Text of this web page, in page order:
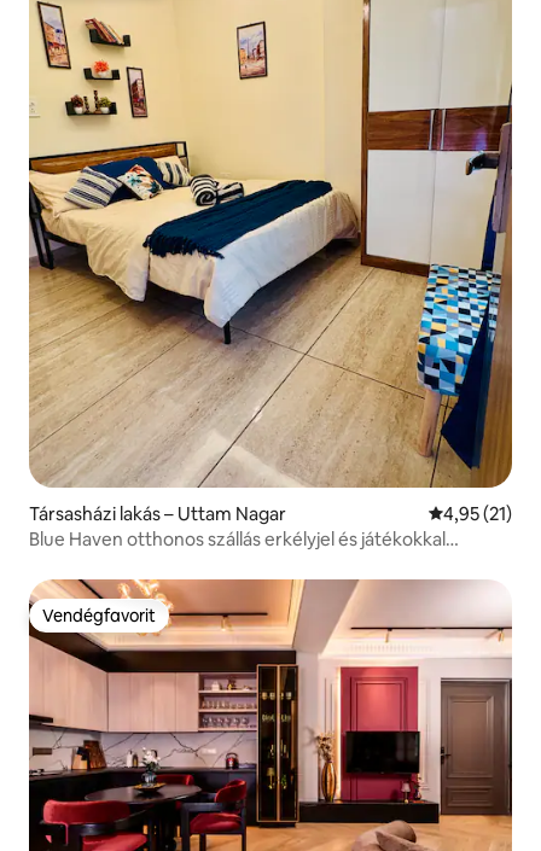
Társasházi lakás – Uttam Nagar Átlagos
4,95 (21)
Blue Haven otthonos szállás erkélyjel és játékokkal
Vendégfavorit
Vendégfavorit